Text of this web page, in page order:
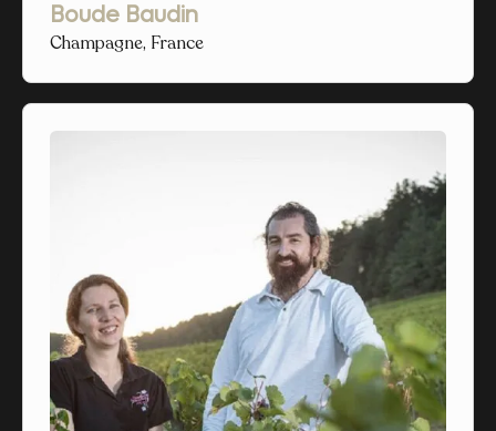
Boude Baudin
Champagne, France